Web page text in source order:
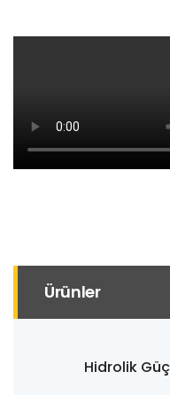
Ürünler
Hidrolik